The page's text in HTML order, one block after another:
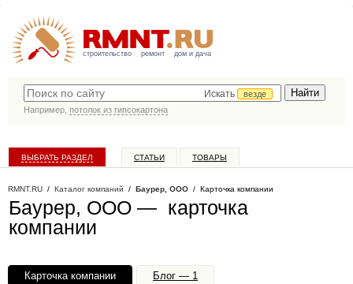
строительство ремонт дом и дача
Искать
везде
Например, потолок из гипсокартона
ВЫБРАТЬ РАЗДЕЛ СТАТЬИ ТОВАРЫ
RMNT.RU / Каталог компаний / Баурер, ООО / Карточка компании
Баурер, ООО — карточка
компании
Карточка компании
Блог — 1